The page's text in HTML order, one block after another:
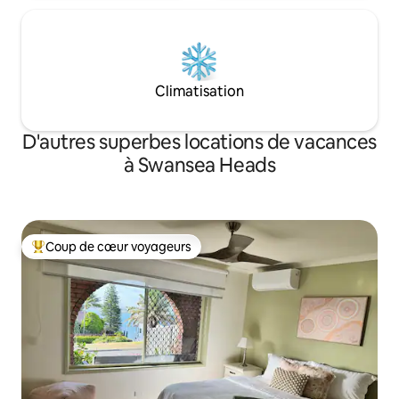
Climatisation
D'autres superbes locations de vacances
à Swansea Heads
Coup de cœur voyageurs parmi les plus aimés
Coup de cœur voyageurs